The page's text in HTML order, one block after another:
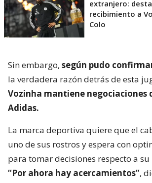
extranjero:
recibimiento a
Colo
Sin embargo, según pudo
la verdadera razón detrás de esta
Vozinha mantiene negociaciones
Adidas.
La marca deportiva quiere que el
uno de sus rostros y espera con
para tomar decisiones respecto a
“Por ahora hay acercamientos”,